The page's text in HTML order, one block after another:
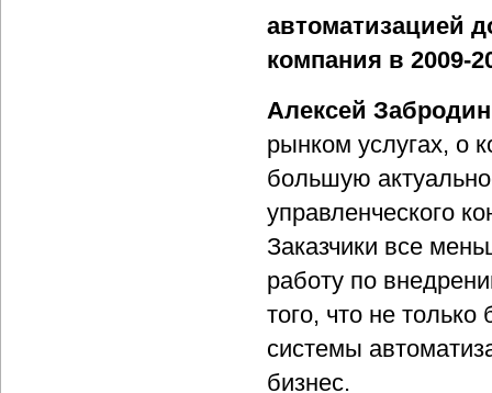
автоматизацией
компания в 2009-
Алексей
рынком услугах, о
большую
управленческого
Заказчики все
работу по
того, что не
системы
бизнес.